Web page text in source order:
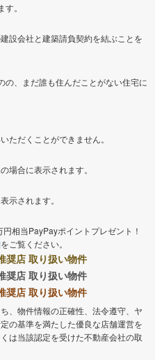
。
設会社と建築請負契約を結ぶことを
、まだ誰も住んだことがない住宅に
ただくことができません。
場合に表示されます。
示されます。
相当PayPayポイントプレゼント！
をご覧ください。
奨店 取り扱い物件
奨店 取り扱い物件
奨店 取り扱い物件
、物件情報の正確性、法令遵守、ヤ
の基準を満たした優良な店舗運営を
は当該認定を受けた不動産会社の取